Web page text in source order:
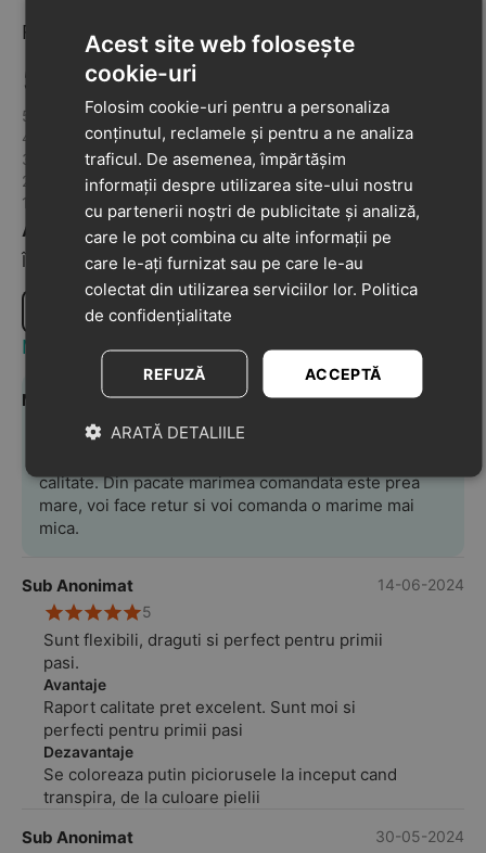
Recenzii
5
5 din 5
4 din 4
0%
3 din 3
2 din 2
0%
1 din 1
0%
Adaugă o recenzie la acest produs
Împărtășiți-vă opiniile despre acest produs cu alți clienți
Scrie o recenzie
Most Helpful Positive Review
Madalina Ivanoiu Achiziție verificată
17-08-2023
5
calitate. Din pacate marimea comandata este prea
mare, voi face retur si voi comanda o marime mai
mica.
Sub Anonimat
14-06-2024
5
Sunt flexibili, draguti si perfect pentru primii
pasi.
Avantaje
Raport calitate pret excelent. Sunt moi si
perfecti pentru primii pasi
Dezavantaje
Se coloreaza putin piciorusele la inceput cand
transpira, de la culoare pielii
Sub Anonimat
30-05-2024
Acest site web folosește
cookie-uri
Folosim cookie-uri pentru a personaliza
conținutul, reclamele și pentru a ne analiza
traficul. De asemenea, împărtășim
informații despre utilizarea site-ului nostru
cu partenerii noștri de publicitate și analiză,
care le pot combina cu alte informații pe
care le-ați furnizat sau pe care le-au
colectat din utilizarea serviciilor lor. Politica
de confidențialitate
ACCEPTĂ
REFUZĂ
ARATĂ DETALIILE